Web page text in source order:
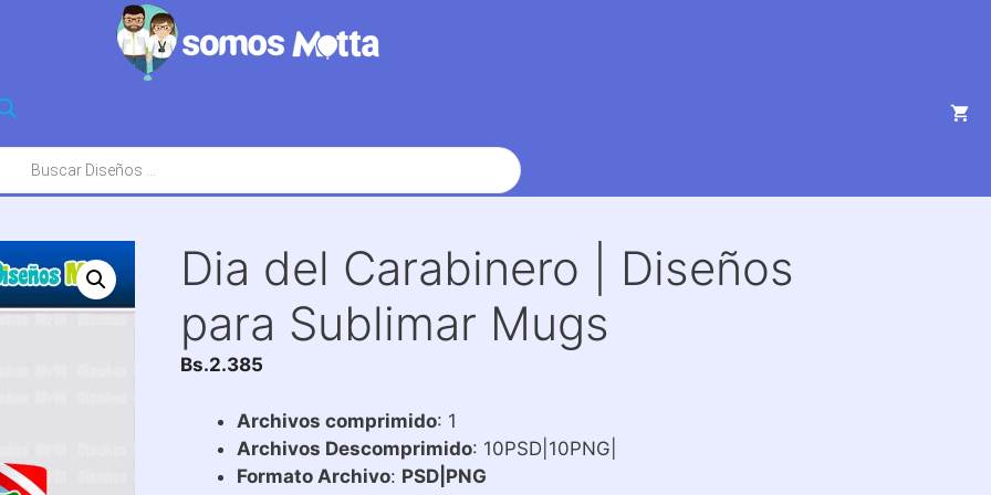
Dia del Carabinero | Diseños
para Sublimar Mugs
Bs.2.385
Archivos comprimido: 1
Archivos Descomprimido: 10PSD|10PNG|
Formato Archivo: PSD|PNG